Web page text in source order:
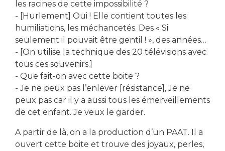
les racines de cette impossibilité ?
- [Hurlement] Oui ! Elle contient toutes les
humiliations, les méchancetés. Des « Si
seulement il pouvait être gentil ! », des années…
- [On utilise la technique des 20 télévisions avec
tous ces souvenirs.]
- Que fait-on avec cette boite ?
- Je ne peux pas l’enlever [résistance], Je ne
peux pas car il y a aussi tous les émerveillements
de cet enfant. Je veux le garder.
A partir de là, on a la production d’un PAAT. Il a
ouvert cette boite et trouve des joyaux, perles,